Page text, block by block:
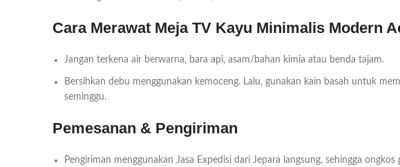
Cara Merawat Meja TV Kayu Minimalis Modern
Jangan terkena air berwarna, bara api, asam/bahan kimia atau benda tajam.
Bersihkan debu menggunakan kemoceng. Lalu, gunakan kain basah untuk
seminggu.
Pemesanan & Pengiriman
Pengiriman menggunakan Jasa Expedisi dari Jepara langsung, sehingga